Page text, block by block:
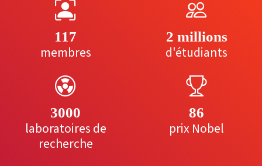
117
membres
2 millions
d'étudiants
3000
laboratoires de
recherche
86
prix Nobel